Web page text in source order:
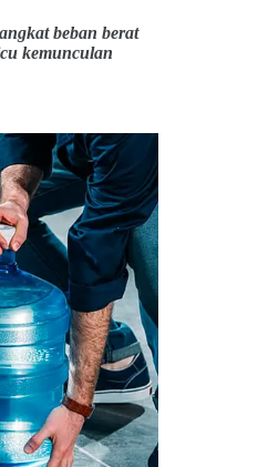
beban berat
kemunculan